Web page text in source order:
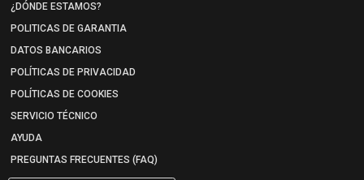
¿DÓNDE ESTAMOS?
POLITICAS DE GARANTIA
DATOS BANCARIOS
POLÍTICAS DE PRIVACIDAD
POLÍTICAS DE COOKIES
SERVICIO TÉCNICO
AYUDA
PREGUNTAS FRECUENTES (FAQ)